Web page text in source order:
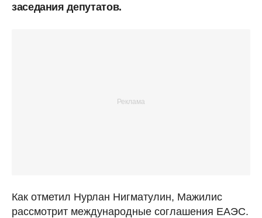
заседания депутатов.
Как отметил Нурлан Нигматулин, Мажилис
рассмотрит международные соглашения ЕАЭС.